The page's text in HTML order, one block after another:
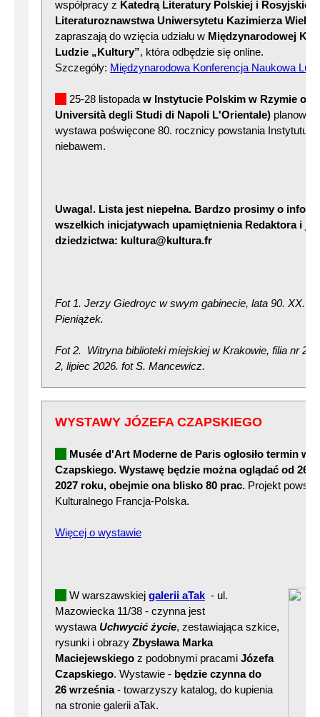
współpracy z Katedrą Literatury Polskiej i Rosyjskiej
Literaturoznawstwa Uniwersytetu Kazimierza
zapraszają do wzięcia udziału w Międzynarodowej
Ludzie „Kultury”, która odbędzie się online.
Szczegóły: Międzynarodowa Konferencja Naukowa
25-28 listopada w Instytucie Polskim w Rzymie
Università degli Studi di Napoli L'Orientale)
wystawa poświęcone 80. rocznicy powstania Instytutu
niebawem.
Uwaga!. Lista jest niepełna. Bardzo prosimy o
wszelkich inicjatywach upamiętnienia Redaktora i
dziedzictwa: kultura@kultura.fr
Fot 1. Jerzy Giedroyc w swym gabinecie, lata 90. XX.
Pieniążek.
Fot 2. Witryna biblioteki miejskiej w Krakowie, filia nr 22
2, lipiec 2026. fot S. Mancewicz.
WYSTAWY JÓZEFA CZAPSKIEGO
Musée d'Art Moderne de Paris ogłosiło termin
Czapskiego. Wystawę będzie można oglądać od 26
2027 roku, obejmie ona blisko 80 prac. Projekt
Kulturalnego Francja-Polska.
Więcej o wystawie
W warszawskiej galerii aTak - ul.
Mazowiecka 11/38 - czynna jest
wystawa Uchwycić życie, zestawiająca szkice,
rysunki i obrazy Zbysława Marka
Maciejewskiego z podobnymi pracami Józefa
Czapskiego. Wystawie - będzie czynna do
26 września- towarzyszy katalog, do kupienia
na stronie galerii aTak.